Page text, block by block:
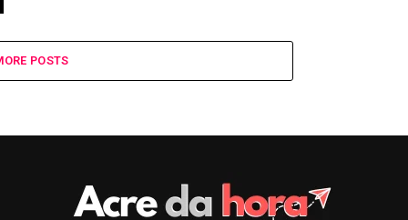
POSTS